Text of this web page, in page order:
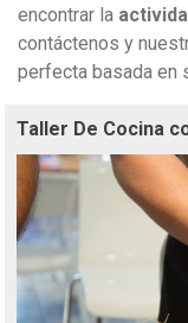
encontrar la
contáctenos y
perfecta basada en
Taller De Cocina